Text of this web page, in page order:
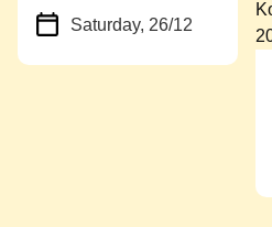
Saturday, 26/12